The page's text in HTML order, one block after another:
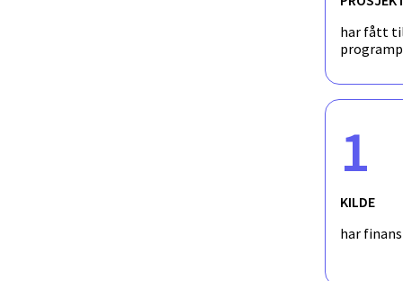
har fått
1
KILDE
har